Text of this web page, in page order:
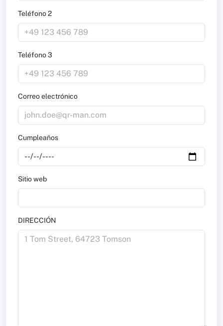
Teléfono 2
Teléfono 3
Correo electrónico
Cumpleaños
Sitio web
DIRECCIÓN